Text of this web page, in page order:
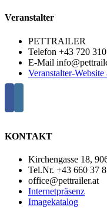
Veranstalter
PETTRAILER
Telefon +43 720
E-Mail
Veranstalter-Website
KONTAKT
Kirchengasse 18,
Tel.Nr. +43 660 37
office@pettrailer.at
Internetpräsenz
Imagekatalog